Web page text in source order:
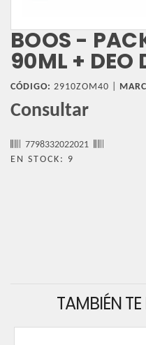
BOOS -
90ML + DEO
CÓDIGO: 2910ZOM40 |
Consultar
7798332022021
EN STOCK: 9
TAMBIÉN